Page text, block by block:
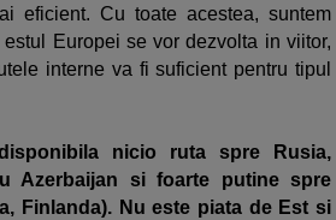
eficient. Cu toate acestea, suntem
Europei se vor dezvolta in viitor,
interne va fi suficient pentru tipul
nicio ruta spre Rusia,
Azerbaijan si foarte putine spre
Finlanda). Nu este piata de Est si